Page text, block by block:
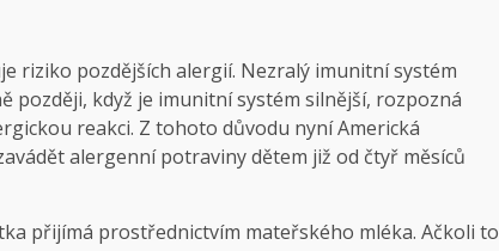
riziko pozdějších alergií. Nezralý imunitní systém
později, když je imunitní systém silnější, rozpozná
reakci. Z tohoto důvodu nyní Americká
alergenní potraviny dětem již od čtyř měsíců
přijímá prostřednictvím mateřského mléka. Ačkoli to